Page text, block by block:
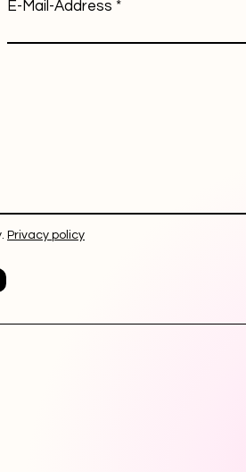
E-Mail-Address
Privacy policy